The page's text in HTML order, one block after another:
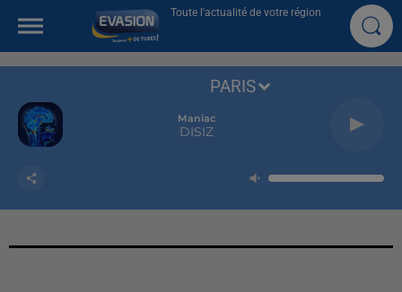
Toute l'actualité de votre région
Maniac
DISIZ
PARIS